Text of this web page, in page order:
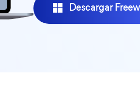
Descargar